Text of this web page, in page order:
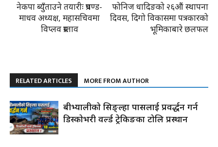
नेकपा ब्युँताउने तयारीः प्रचण्ड-
माधव अध्यक्ष, महासचिवमा
विप्लव प्रस्ताव
फोनिज धादिङको २६औं स्थापना
दिवस, दिगो विकासमा पत्रकारको
भूमिकाबारे छलफल
RELATED ARTICLES MORE FROM AUTHOR
रुबीभ्यालीको सिङ्ल्हा पासलाई प्रवर्द्धन गर्न
डिस्कोभरी वर्ल्ड ट्रेकिङका टोलि प्रस्थान